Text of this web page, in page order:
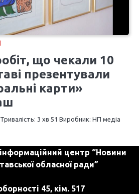
що чекали 10
презентували
карти»
3 хв 51 Виробник: НП медіа
центр “Новини
обласної ради”
45, кім. 517